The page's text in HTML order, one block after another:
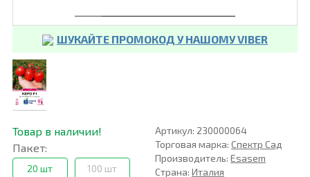
ШУКАЙТЕ ПРОМОКОД У НАШОМУ VIBER
Товар в наличии!
Пакет:
20 шт 100 шт
Артикул: 230000064
Торговая марка: Спектр Сад
Производитель: Esasem
Страна: Италия